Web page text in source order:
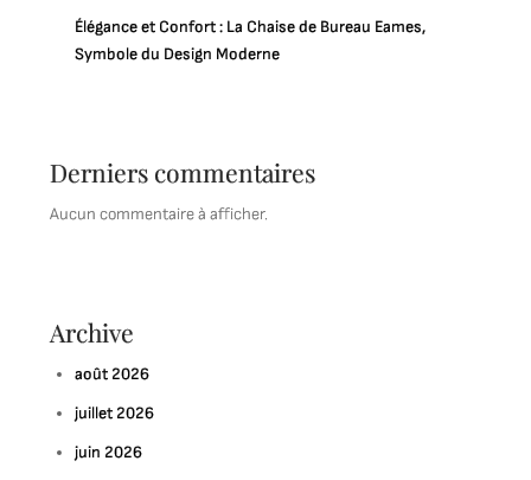
Élégance et Confort : La Chaise de Bureau Eames,
Symbole du Design Moderne
Derniers commentaires
Aucun commentaire à afficher.
Archive
août 2026
juillet 2026
juin 2026